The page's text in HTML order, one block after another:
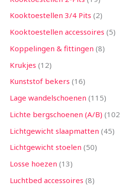
Kooktoestellen 3/4 Pits 2
Kooktoestellen accessoires 5
Koppelingen & fittingen 8
Krukjes 12
Kunststof bekers 16
Lage wandelschoenen 115
Lichte bergschoenen (A/B) 102
Lichtgewicht slaapmatten 45
Lichtgewicht stoelen 50
Losse hoezen 13
Luchtbed accessoires 8